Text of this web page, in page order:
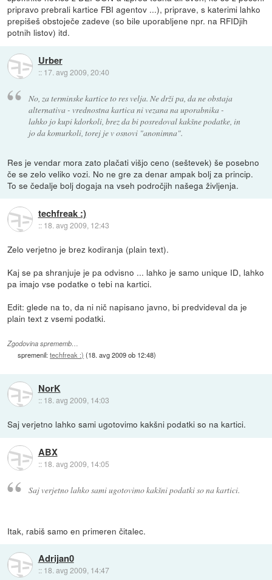
pripravo prebrali kartice FBI agentov ...), priprave, s katerimi lahko
prepišeš obstoječe zadeve (so bile uporabljene npr. na RFIDjih
potnih listov) itd.
Urber
:: 17. avg 2009, 20:40
No, za terminske kartice to res velja. Ne drži pa, da ne obstaja
alternativa - vrednostna kartica ni vezana na uporabnika -
lahko jo kupi kdorkoli, brez da bi posredoval kakšne podatke, in
jo da komurkoli, torej je v osnovi "anonimna".
Res je vendar mora zato plačati višjo ceno (seštevek) še posebno
če se zelo veliko vozi. No ne gre za denar ampak bolj za princip.
To se čedalje bolj dogaja na vseh področjih našega življenja.
techfreak :)
:: 18. avg 2009, 12:43
Zelo verjetno je brez kodiranja (plain text).
Kaj se pa shranjuje je pa odvisno ... lahko je samo unique ID, lahko
pa imajo vse podatke o tebi na kartici.
Edit: glede na to, da ni nič napisano javno, bi predvideval da je
plain text z vsemi podatki.
Zgodovina sprememb…
spremenil:techfreak :) (18. avg 2009 ob 12:48)
NorK
:: 18. avg 2009, 14:03
Saj verjetno lahko sami ugotovimo kakšni podatki so na kartici.
ABX
:: 18. avg 2009, 14:05
Saj verjetno lahko sami ugotovimo kakšni podatki so na kartici.
Itak, rabiš samo en primeren čitalec.
Adrijan0
:: 18. avg 2009, 14:47